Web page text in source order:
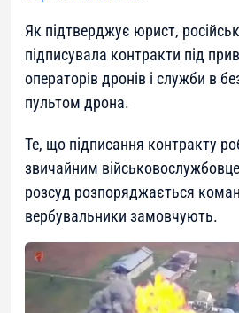
Як підтверджує юрист,
підписувала контракти під
операторів дронів і служби в
пультом дрона.
Те, що підписання контракту
звичайним
розсуд розпоряджається
вербувальники замовчують.